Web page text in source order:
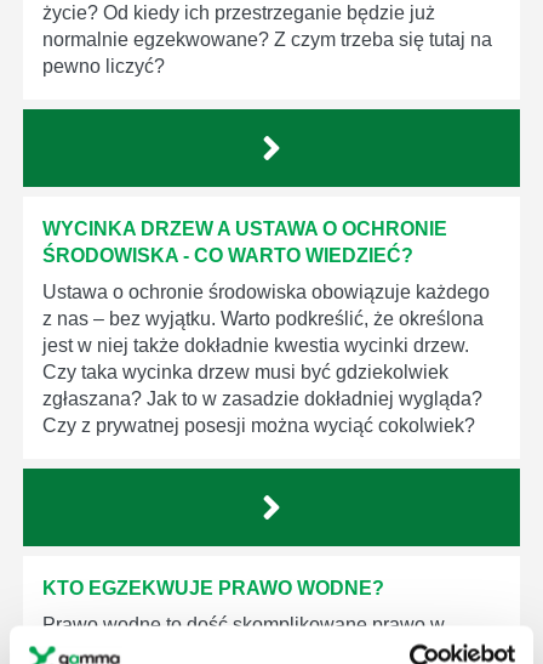
życie? Od kiedy ich przestrzeganie będzie już
normalnie egzekwowane? Z czym trzeba się tutaj na
pewno liczyć?
WYCINKA DRZEW A USTAWA O OCHRONIE
ŚRODOWISKA - CO WARTO WIEDZIEĆ?
Ustawa o ochronie środowiska obowiązuje każdego
z nas – bez wyjątku. Warto podkreślić, że określona
jest w niej także dokładnie kwestia wycinki drzew.
Czy taka wycinka drzew musi być gdziekolwiek
zgłaszana? Jak to w zasadzie dokładniej wygląda?
Czy z prywatnej posesji można wyciąć cokolwiek?
KTO EGZEKWUJE PRAWO WODNE?
Prawo wodne to dość skomplikowane prawo w
ustawodawstwie polskim. Na czym dokładniej ono